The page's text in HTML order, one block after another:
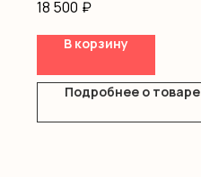
Розы кустовые
Розы одноголовые
Оформление
18 500 ₽
В корзину
Подробнее о товаре